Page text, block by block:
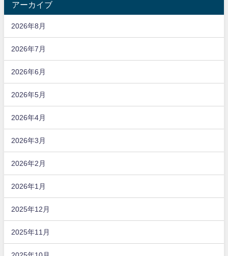
アーカイブ
2026年8月
2026年7月
2026年6月
2026年5月
2026年4月
2026年3月
2026年2月
2026年1月
2025年12月
2025年11月